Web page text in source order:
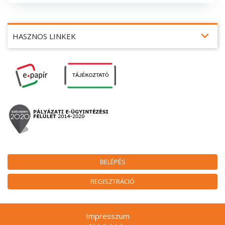
BELÉPÉS
REGISZTRÁCIÓ
HASZNOS LINKEK expand_more
Impresszum